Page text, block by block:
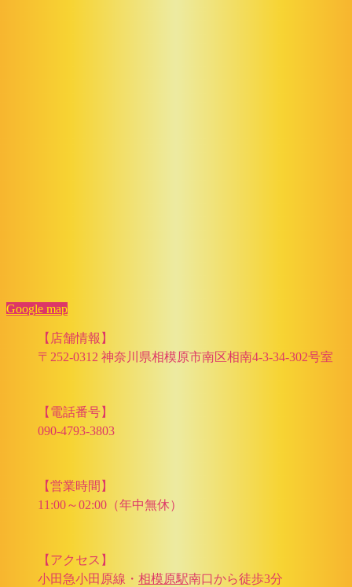
Google map
【店舗情報】
〒252-0312 神奈川県相模原市南区相南4-3-34-302号室
【電話番号】
090-4793-3803
【営業時間】
11:00～02:00（年中無休）
【アクセス】
小田急小田原線・ 相模原駅南口から徒歩3分